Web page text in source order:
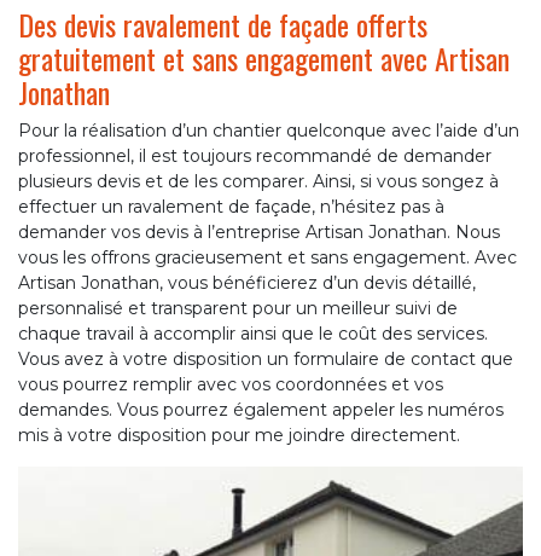
Des devis ravalement de façade offerts
gratuitement et sans engagement avec Artisan
Jonathan
Pour la réalisation d’un chantier quelconque avec l’aide d’un
professionnel, il est toujours recommandé de demander
plusieurs devis et de les comparer. Ainsi, si vous songez à
effectuer un ravalement de façade, n’hésitez pas à
demander vos devis à l’entreprise Artisan Jonathan. Nous
vous les offrons gracieusement et sans engagement. Avec
Artisan Jonathan, vous bénéficierez d’un devis détaillé,
personnalisé et transparent pour un meilleur suivi de
chaque travail à accomplir ainsi que le coût des services.
Vous avez à votre disposition un formulaire de contact que
vous pourrez remplir avec vos coordonnées et vos
demandes. Vous pourrez également appeler les numéros
mis à votre disposition pour me joindre directement.